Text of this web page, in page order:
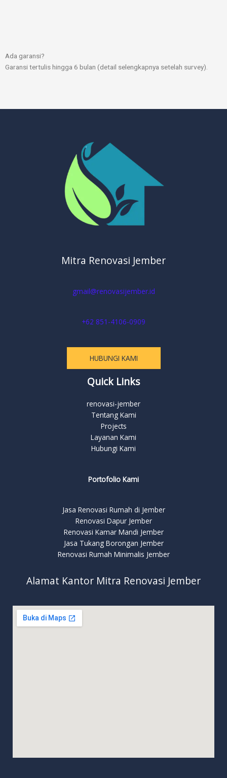
Ada garansi?
Garansi tertulis hingga 6 bulan (detail selengkapnya setelah survey).
Mitra Renovasi Jember
gmail@renovasijember.id
+62 851-4106-0909
HUBUNGI KAMI
Quick Links
renovasi-jember
Tentang Kami
Projects
Layanan Kami
Hubungi Kami
Portofolio Kami
Jasa Renovasi Rumah di Jember
Renovasi Dapur Jember
Renovasi Kamar Mandi Jember
Jasa Tukang Borongan Jember
Renovasi Rumah Minimalis Jember
Alamat Kantor Mitra Renovasi Jember